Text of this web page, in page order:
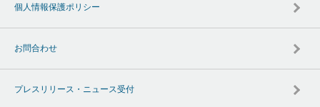
個人情報保護ポリシー
お問合わせ
プレスリリース・ニュース受付